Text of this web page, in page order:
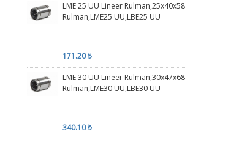
8 PK 1930 AA-TOP
KANALLI KAYIŞ 8PK1930
1032.00 ₺
SEPETE EKLE
4 PK 1420 AA-TOP
KANALLI KAYIŞ 4PK1420
389.50 ₺
SEPETE EKLE
LME 25 UU Lineer Rulman,25x40x58
Rulman,LME25 UU,LBE25 UU
171.20 ₺
LME 30 UU Lineer Rulman,30x47x68
Rulman,LME30 UU,LBE30 UU
340.10 ₺